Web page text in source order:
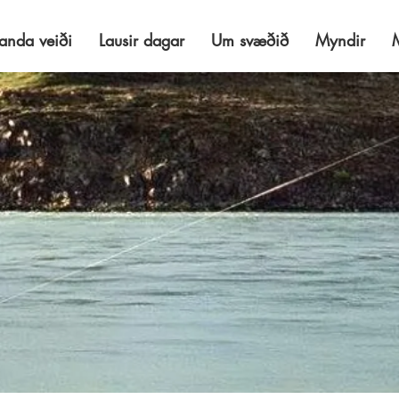
veiði Lausir dagar Um svæðið Myndir